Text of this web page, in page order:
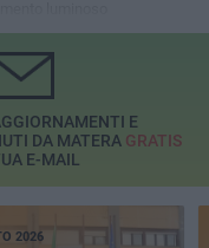
E
DA MATERA GRATIS
E-MAIL
2026